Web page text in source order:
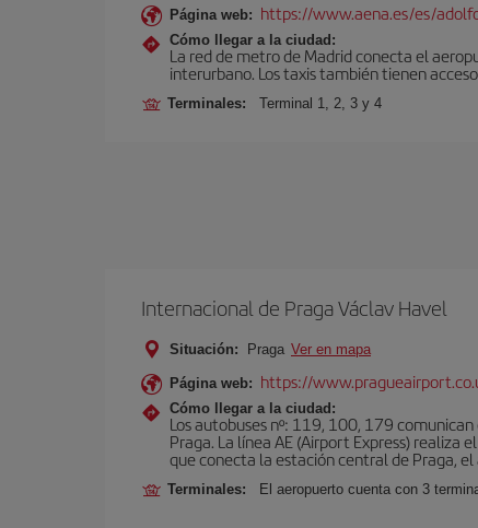
Página web: https://www.aena.es/es/
Cómo llegar a la ciudad:
La red de metro de Madrid conecta el
interurbano. Los taxis también tienen
Terminales: Terminal 1, 2, 3 y 4
Internacional de Praga Václav Havel
Situación: Praga Ver en mapa
Página web: https://
Cómo llegar a la ciudad:
Los autobuses nº: 119, 100, 179
Praga. La línea AE (Airport Express)
que conecta la estación central de Praga,
Terminales: El aeropuerto cuenta con 3